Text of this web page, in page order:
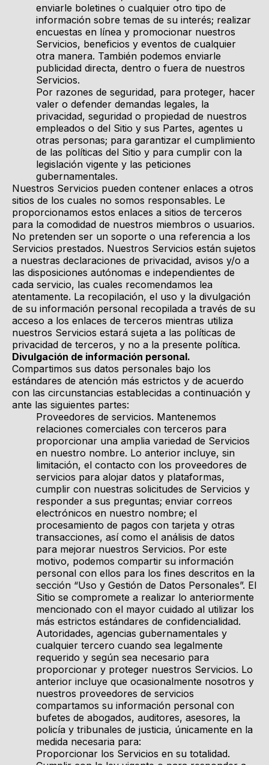
enviarle boletines o cualquier otro tipo de
información sobre temas de su interés; realizar
encuestas en línea y promocionar nuestros
Servicios, beneficios y eventos de cualquier
otra manera. También podemos enviarle
publicidad directa, dentro o fuera de nuestros
Servicios.
Por razones de seguridad, para proteger, hacer
valer o defender demandas legales, la
privacidad, seguridad o propiedad de nuestros
empleados o del Sitio y sus Partes, agentes u
otras personas; para garantizar el cumplimiento
de las políticas del Sitio y para cumplir con la
legislación vigente y las peticiones
gubernamentales.
Nuestros Servicios pueden contener enlaces a otros
sitios de los cuales no somos responsables. Le
proporcionamos estos enlaces a sitios de terceros
para la comodidad de nuestros miembros o usuarios.
No pretenden ser un soporte o una referencia a los
Servicios prestados. Nuestros Servicios están sujetos
a nuestras declaraciones de privacidad, avisos y/o a
las disposiciones autónomas e independientes de
cada servicio, las cuales recomendamos lea
atentamente. La recopilación, el uso y la divulgación
de su información personal recopilada a través de su
acceso a los enlaces de terceros mientras utiliza
nuestros Servicios estará sujeta a las políticas de
privacidad de terceros, y no a la presente política.
Divulgación de información personal.
Compartimos sus datos personales bajo los
estándares de atención más estrictos y de acuerdo
con las circunstancias establecidas a continuación y
ante las siguientes partes:
Proveedores de servicios. Mantenemos
relaciones comerciales con terceros para
proporcionar una amplia variedad de Servicios
en nuestro nombre. Lo anterior incluye, sin
limitación, el contacto con los proveedores de
servicios para alojar datos y plataformas,
cumplir con nuestras solicitudes de Servicios y
responder a sus preguntas; enviar correos
electrónicos en nuestro nombre; el
procesamiento de pagos con tarjeta y otras
transacciones, así como el análisis de datos
para mejorar nuestros Servicios. Por este
motivo, podemos compartir su información
personal con ellos para los fines descritos en la
sección “Uso y Gestión de Datos Personales”. El
Sitio se compromete a realizar lo anteriormente
mencionado con el mayor cuidado al utilizar los
más estrictos estándares de confidencialidad.
Autoridades, agencias gubernamentales y
cualquier tercero cuando sea legalmente
requerido y según sea necesario para
proporcionar y proteger nuestros Servicios. Lo
anterior incluye que ocasionalmente nosotros y
nuestros proveedores de servicios
compartamos su información personal con
bufetes de abogados, auditores, asesores, la
policía y tribunales de justicia, únicamente en la
medida necesaria para:
Proporcionar los Servicios en su totalidad.